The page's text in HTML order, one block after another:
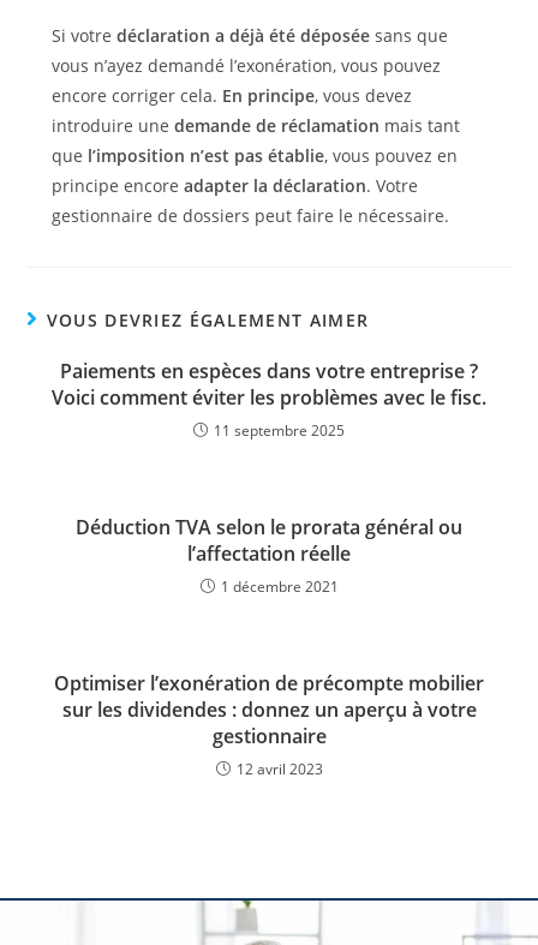
Si votre déclaration a déjà été déposéesans que
vous n’ayez demandé l’exonération, vous pouvez
encore corriger cela. En principe, vous devez
introduire une demande de réclamation mais tant
que l’imposition n’est pas établie, vous pouvez en
principe encore adapter la déclaration. Votre
gestionnaire de dossiers peut faire le nécessaire.
VOUS DEVRIEZ ÉGALEMENT AIMER
Paiements en espèces dans votre entreprise ?
Voici comment éviter les problèmes avec le fisc.
11 septembre 2025
Déduction TVA selon le prorata général ou
l’affectation réelle
1 décembre 2021
Optimiser l’exonération de précompte mobilier
sur les dividendes : donnez un aperçu à votre
gestionnaire
12 avril 2023